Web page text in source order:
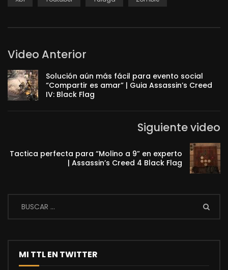
Video Anterior
Solución aún más fácil para evento social
“Compartir es amar” | Guia Assassin’s Creed
IV: Black Flag
Siguiente video
Tactica perfecta para “Molino a 9” en experto
| Assassin’s Creed 4 Black Flag
MI TTL EN TWITTER